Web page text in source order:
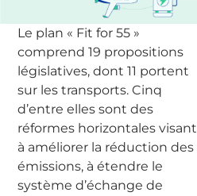
Le plan « Fit for 55 »
comprend 19 propositions
législatives, dont 11 portent
sur les transports. Cinq
d’entre elles sont des
réformes horizontales visant
à améliorer la réduction des
émissions, à étendre le
système d’échange de